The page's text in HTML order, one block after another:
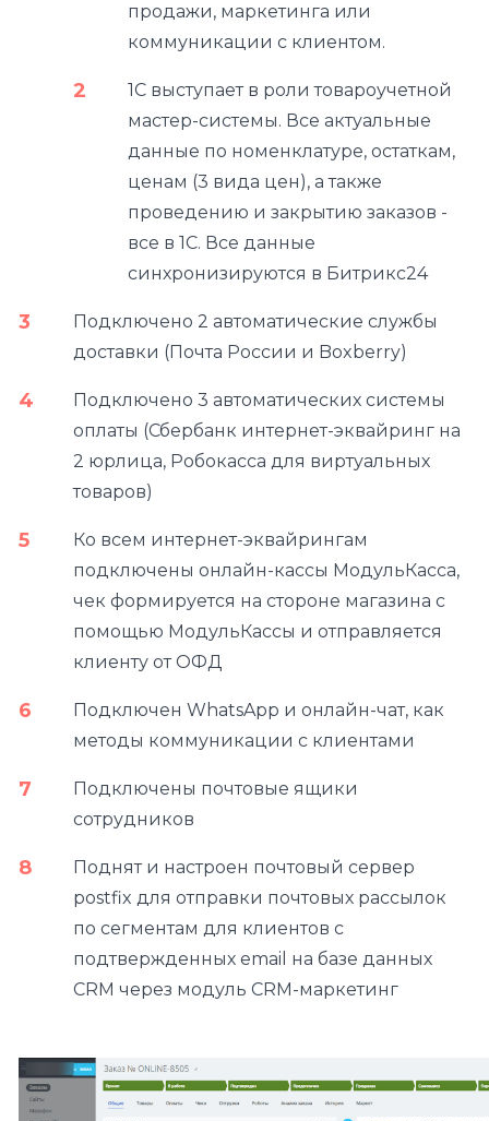
продажи, маркетинга или
коммуникации с клиентом.
1С выступает в роли товароучетной
мастер-системы. Все актуальные
данные по номенклатуре, остаткам,
ценам (3 вида цен), а также
проведению и закрытию заказов -
все в 1С. Все данные
синхронизируются в Битрикс24
Подключено 2 автоматические службы
доставки (Почта России и Boxberry)
Подключено 3 автоматических системы
оплаты (Сбербанк интернет-эквайринг на
2 юрлица, Робокасса для виртуальных
товаров)
Ко всем интернет-эквайрингам
подключены онлайн-кассы МодульКасса,
чек формируется на стороне магазина с
помощью МодульКассы и отправляется
клиенту от ОФД
Подключен WhatsApp и онлайн-чат, как
методы коммуникации с клиентами
Подключены почтовые ящики
сотрудников
Поднят и настроен почтовый сервер
postfix для отправки почтовых рассылок
по сегментам для клиентов с
подтвержденных email на базе данных
CRM через модуль CRM-маркетинг